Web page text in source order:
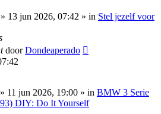
» 13 jun 2026, 07:42 » in Stel jezelf voor
doorDondeaperado
» 11 jun 2026, 19:00 » in BMW 3 Serie
DIY: Do It Yourself